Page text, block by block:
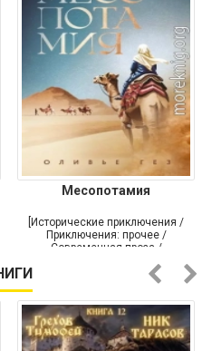
Месопотамия
[Исторические приключения /
Приключения: прочее /
Современная проза /